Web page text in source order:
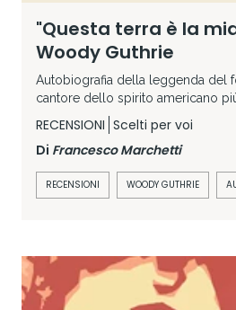
"Questa terra è la
Woody Guthrie
Autobiografia della leggenda del
cantore dello spirito americano
RECENSIONI Scelti per voi
Di Francesco Marchetti
RECENSIONI WOODY GUTHRIE